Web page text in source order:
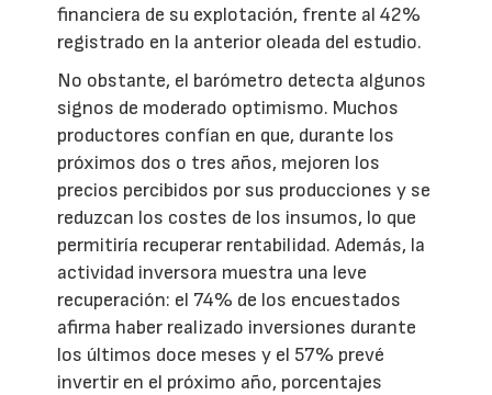
financiera de su explotación, frente al 42%
registrado en la anterior oleada del estudio.
No obstante, el barómetro detecta algunos
signos de moderado optimismo. Muchos
productores confían en que, durante los
próximos dos o tres años, mejoren los
precios percibidos por sus producciones y se
reduzcan los costes de los insumos, lo que
permitiría recuperar rentabilidad. Además, la
actividad inversora muestra una leve
recuperación: el 74% de los encuestados
afirma haber realizado inversiones durante
los últimos doce meses y el 57% prevé
invertir en el próximo año, porcentajes